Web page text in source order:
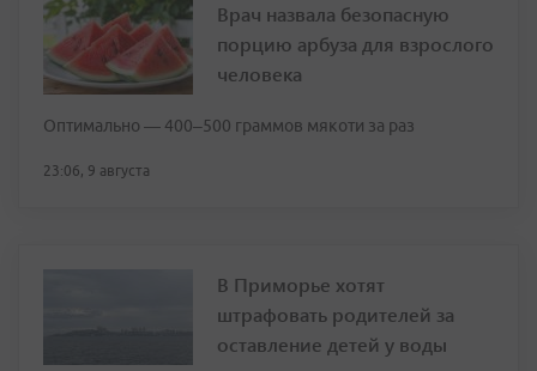
Врач назвала безопасную
порцию арбуза для взрослого
человека
Оптимально — 400–500 граммов мякоти за раз
23:06, 9 августа
В Приморье хотят
штрафовать родителей за
оставление детей у воды